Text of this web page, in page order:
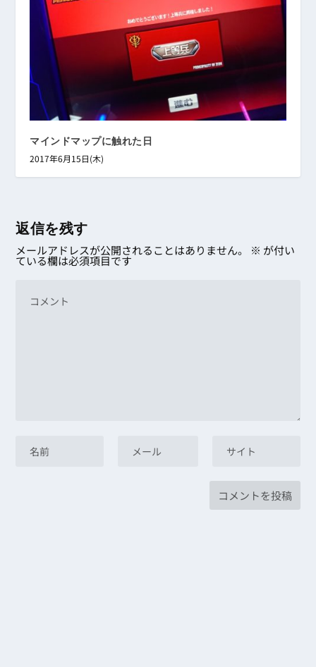
マインドマップに触れた日
2017年6月15日(木)
返信を残す
メールアドレスが公開されることはありません。 ※ が付い
ている欄は必須項目です